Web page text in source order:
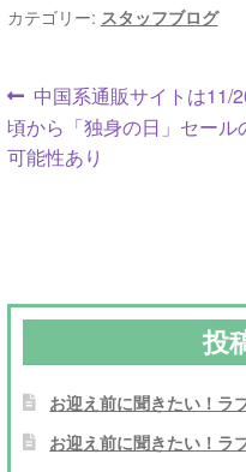
カテゴリー: スタッフブログ
投
稿
ー
シ
ョ
前
の
投
中国系通販サイトは11/
頃から「独身の日」セール
可能性あり
投
お迎え前に聞きたい！
お迎え前に聞きたい！ラ